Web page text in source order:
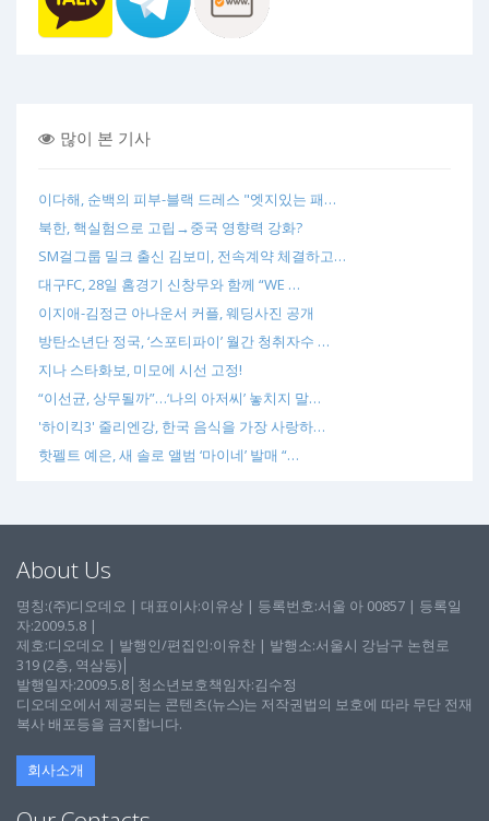
많이 본 기사
이다해, 순백의 피부-블랙 드레스 "엣지있는 패…
북한, 핵실험으로 고립→중국 영향력 강화?
SM걸그룹 밀크 출신 김보미, 전속계약 체결하고…
대구FC, 28일 홈경기 신창무와 함께 “WE …
이지애-김정근 아나운서 커플, 웨딩사진 공개
방탄소년단 정국, ‘스포티파이’ 월간 청취자수 …
지나 스타화보, 미모에 시선 고정!
“이선균, 상무될까”…‘나의 아저씨’ 놓치지 말…
'하이킥3' 줄리엔강, 한국 음식을 가장 사랑하…
핫펠트 예은, 새 솔로 앨범 ‘마이네’ 발매 “…
About Us
명칭:(주)디오데오 | 대표이사:이유상 | 등록번호:서울 아 00857 | 등록일
자:2009.5.8 |
제호:디오데오 | 발행인/편집인:이유찬 | 발행소:서울시 강남구 논현로
319 (2층, 역삼동)│
발행일자:2009.5.8│청소년보호책임자:김수정
디오데오에서 제공되는 콘텐츠(뉴스)는 저작권법의 보호에 따라 무단 전재
복사 배포등을 금지합니다.
회사소개